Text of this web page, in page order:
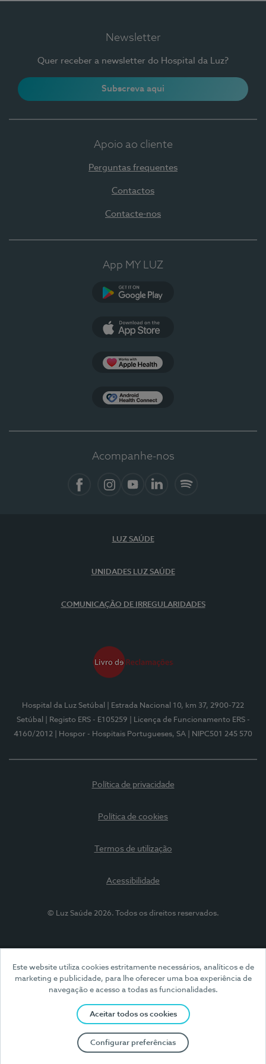
Este website utiliza cookies estritamente necessários, analíticos e de
marketing e publicidade, para lhe oferecer uma boa experiência de
navegação e acesso a todas as funcionalidades.
Aceitar todos os cookies
Configurar preferências
Newsletter
Quer receber a newsletter do Hospital da Luz?
Subscreva aqui
Apoio ao cliente
Perguntas frequentes
Contactos
Contacte-nos
App MY LUZ
Acompanhe-nos
LUZ SAÚDE
UNIDADES LUZ SAÚDE
COMUNICAÇÃO DE IRREGULARIDADES
Hospital da Luz Setúbal
| Estrada Nacional 10, km 37, 2900-722
Setúbal
| Registo ERS - E105259
| Licença de Funcionamento ERS -
4160/2012
| Hospor - Hospitais Portugueses, SA | NIPC501 245 570
Política de privacidade
Política de cookies
Termos de utilização
Acessibilidade
© Luz Saúde 2026. Todos os direitos reservados.